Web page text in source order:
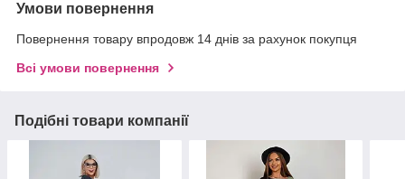
Умови повернення
Повернення товару впродовж 14 днів за рахунок покупця
Всі умови повернення
Подібні товари компанії